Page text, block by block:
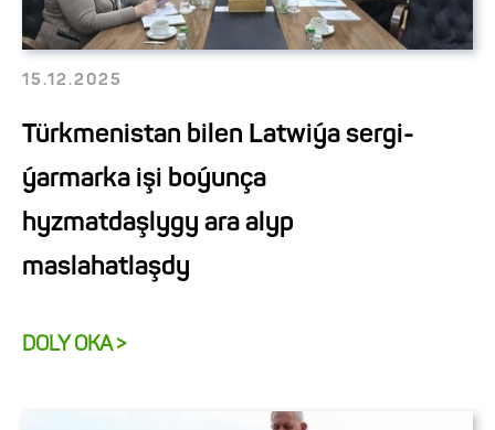
15.12.2025
Türkmenistan bilen Latwiýa sergi-
ýarmarka işi boýunça
hyzmatdaşlygy ara alyp
maslahatlaşdy
DOLY OKA >